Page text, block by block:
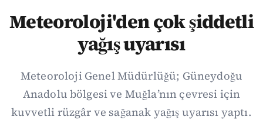
Meteoroloji'den çok şiddetli
yağış uyarısı
Meteoroloji Genel Müdürlüğü; Güneydoğu
Anadolu bölgesi ve Muğla’nın çevresi için
kuvvetli rüzgâr ve sağanak yağış uyarısı yaptı.